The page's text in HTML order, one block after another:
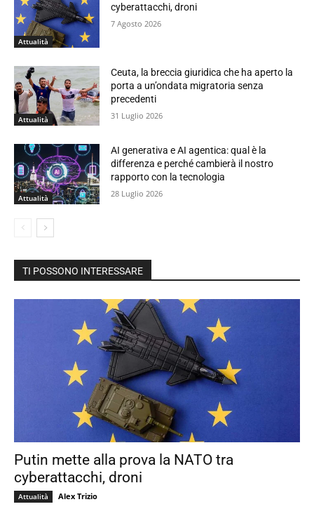
Attualità
cyberattacchi, droni
7 Agosto 2026
Attualità
Ceuta, la breccia giuridica che ha aperto la
porta a un’ondata migratoria senza
precedenti
31 Luglio 2026
Attualità
AI generativa e AI agentica: qual è la
differenza e perché cambierà il nostro
rapporto con la tecnologia
28 Luglio 2026
TI POSSONO INTERESSARE
Putin mette alla prova la NATO tra
cyberattacchi, droni
Attualità Alex Trizio